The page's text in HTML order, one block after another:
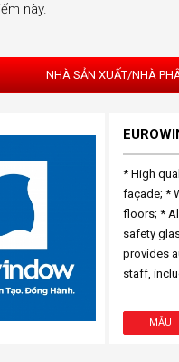
này.
NHÀ SẢN XUẤT/NHÀ
* High
façade; *
floors; *
safety
provides
staff,
MẪU